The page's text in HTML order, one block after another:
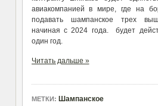
авиакомпанией в мире, где на
подавать шампанское трех
начиная с 2024 года. будет
один год.
Читать дальше »
МЕТКИ: Шампанское